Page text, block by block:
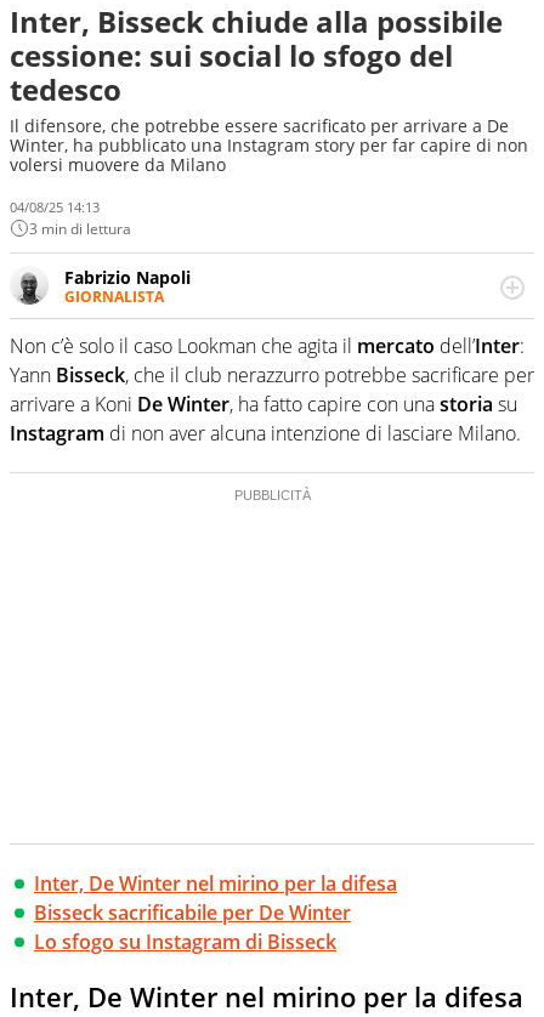
Inter, Bisseck chiude alla possibile
cessione: sui social lo sfogo del
tedesco
Il difensore, che potrebbe essere sacrificato per arrivare a De
Winter, ha pubblicato una Instagram story per far capire di non
volersi muovere da Milano
04/08/25 14:13
3 min di lettura
Fabrizio Napoli
GIORNALISTA
Giornalista professionista, per Virgilio Sport segue anche
il calcio ma è con la pallanuoto che esalta competenze e
passioni. Cura la comunicazione di HaBaWaBa, il più
grande festival di waterpolo per bambini al mondo
Non c’è solo il caso Lookman che agita il mercato dell’Inter:
Yann Bisseck, che il club nerazzurro potrebbe sacrificare per
arrivare a Koni De Winter, ha fatto capire con unastoria su
Instagram di non aver alcuna intenzione di lasciare Milano.
Inter, De Winter nel mirino per la difesa
Bisseck sacrificabile per De Winter
Lo sfogo su Instagram di Bisseck
Inter, De Winter nel mirino per la difesa